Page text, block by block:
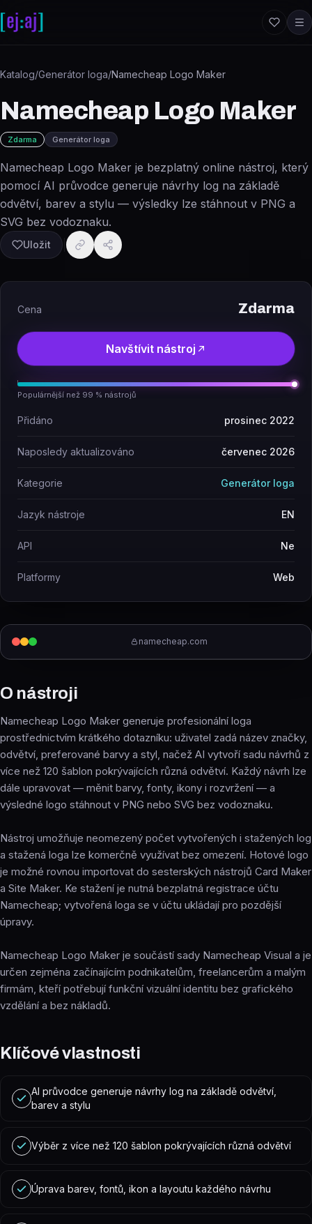
Katalog/Generátor loga/Namecheap Logo Maker
Namecheap Logo Maker
Zdarma Generátor loga
Namecheap Logo Maker je bezplatný online nástroj, který
pomocí AI průvodce generuje návrhy log na základě
odvětví, barev a stylu — výsledky lze stáhnout v PNG a
SVG bez vodoznaku.
Uložit
namecheap.com
O nástroji
Namecheap Logo Maker generuje profesionální loga
prostřednictvím krátkého dotazníku: uživatel zadá název značky,
odvětví, preferované barvy a styl, načež AI vytvoří sadu návrhů z
více než 120 šablon pokrývajících různá odvětví. Každý návrh lze
dále upravovat — měnit barvy, fonty, ikony i rozvržení — a
výsledné logo stáhnout v PNG nebo SVG bez vodoznaku.
Nástroj umožňuje neomezený počet vytvořených i stažených log
a stažená loga lze komerčně využívat bez omezení. Hotové logo
je možné rovnou importovat do sesterských nástrojů Card Maker
a Site Maker. Ke stažení je nutná bezplatná registrace účtu
Namecheap; vytvořená loga se v účtu ukládají pro pozdější
úpravy.
Namecheap Logo Maker je součástí sady Namecheap Visual a je
určen zejména začínajícím podnikatelům, freelancerům a malým
firmám, kteří potřebují funkční vizuální identitu bez grafického
vzdělání a bez nákladů.
Klíčové vlastnosti
AI průvodce generuje návrhy log na základě odvětví,
barev a stylu
Výběr z více než 120 šablon pokrývajících různá odvětví
Úprava barev, fontů, ikon a layoutu každého návrhu
Cena Zdarma
Navštívit nástroj
Populárnější než 99 % nástrojů
Přidáno prosinec 2022
Naposledy aktualizováno červenec 2026
Kategorie Generátor loga
Jazyk nástroje EN
API Ne
Platformy Web